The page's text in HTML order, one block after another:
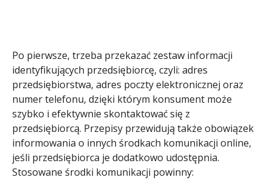
Po pierwsze, trzeba przekazać zestaw informacji
identyfikujących przedsiębiorcę, czyli: adres
przedsiębiorstwa, adres poczty elektronicznej oraz
numer telefonu, dzięki którym konsument może
szybko i efektywnie skontaktować się z
przedsiębiorcą. Przepisy przewidują także obowiązek
informowania o innych środkach komunikacji online,
jeśli przedsiębiorca je dodatkowo udostępnia.
Stosowane środki komunikacji powinny: